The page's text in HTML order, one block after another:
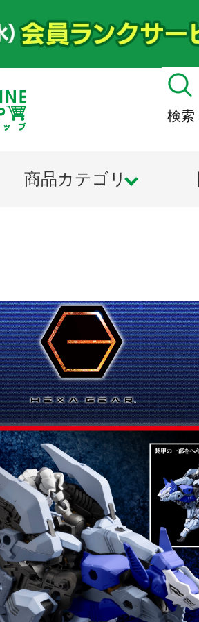
検索
商品カテゴリ